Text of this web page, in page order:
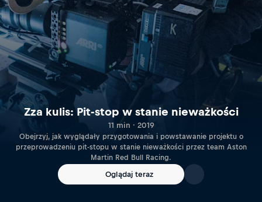
Zza kulis: Pit-stop w stanie nieważkości
11 min · 2019
Obejrzyj, jak wyglądały przygotowania i powstawanie projektu o
przeprowadzeniu pit-stopu w stanie nieważkości przez team Aston
Martin Red Bull Racing.
Oglądaj teraz